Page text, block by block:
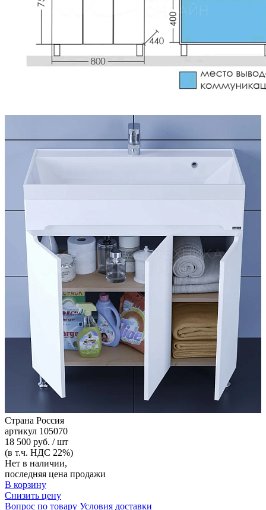
Страна Россия
артикул 105070
18 500 руб. / шт
(в т.ч. НДС 22%)
Нет в наличии,
последняя цена продажи
В корзину
Снизить цену
Вопрос по товару Условия доставки